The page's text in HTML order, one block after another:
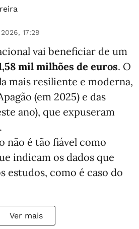
17:29
vai beneficiar de um
mil milhões de euros. O
mais resiliente e moderna,
(em 2025) e das
ano), que expuseram
não é tão fiável como
indicam os dados que
estudos, como é caso do
Ver mais